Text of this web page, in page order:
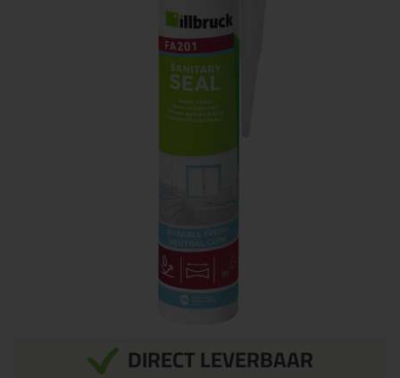
DIRECT LEVERBAAR